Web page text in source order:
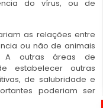
do vírus, ou de
as relações entre
ou não de animais
A outras áreas de
estabelecer outras
de salubridade e
poderiam ser